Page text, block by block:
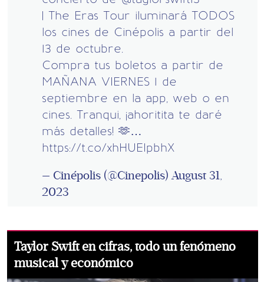
| The Eras Tour iluminará TODOS
los cines de Cinépolis a partir del
13 de octubre.
Compra tus boletos a partir de
MAÑANA VIERNES 1 de
septiembre en la app, web o en
cines. Tranqui, ¡ahoritita te daré
más detalles! 🫶…
https://t.co/xhHUEIpbhX
— Cinépolis (@Cinepolis)August 31,
2023
Taylor Swift en cifras, todo un fenómeno
musical y económico